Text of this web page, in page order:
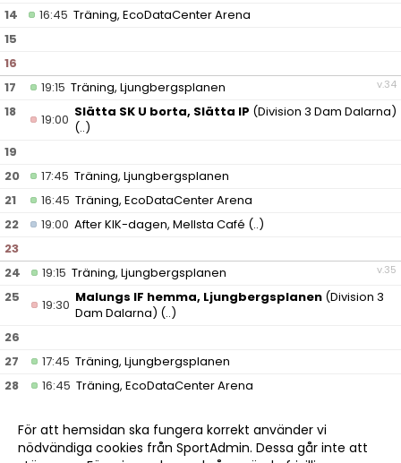
14
16:45 Träning, EcoDataCenter Arena
15
16
v.34
17 19:15 Träning, Ljungbergsplanen
18
19:00 Slätta SK U borta, Slätta IP (Division 3 Dam Dalarna)
(..)
19
20
17:45 Träning, Ljungbergsplanen
21
16:45 Träning, EcoDataCenter Arena
22
19:00 After KIK-dagen, Mellsta Café (..)
23
v.35
24 19:15 Träning, Ljungbergsplanen
25
19:30 Malungs IF hemma, Ljungbergsplanen (Division 3
Dam Dalarna) (..)
26
27
17:45 Träning, Ljungbergsplanen
28
16:45 Träning, EcoDataCenter Arena
30
19:15Träning, Ljungbergsplanen
För att hemsidan ska fungera korrekt använder vi
nödvändiga cookies från SportAdmin. Dessa går inte att